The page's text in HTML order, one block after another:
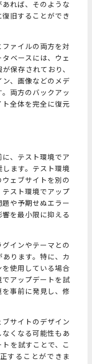
れば、そのような
旧することができ
ァイルの両方を対
ベースには、ウェ
保存されており、
、画像などのメデ
両方のバックアッ
全体を完全に復元
、テスト環境でア
ます。テスト環境
ェブサイトを別の
スト環境でアップ
や予期せぬエラー
を最小限に抑える
インやテーマとの
ります。特に、カ
使用している場合
アップデートを試
事前に発見し、修
サイトのデザイン
くなる可能性もあ
を試すことで、こ
することができま